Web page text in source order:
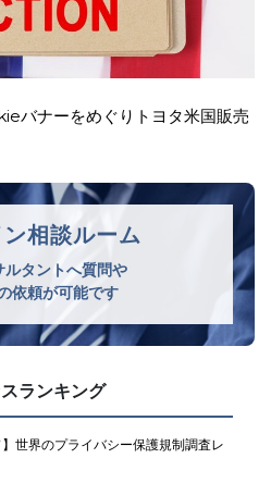
正な収集でGoogleに賠償命令
相談ルーム
ルタントへ質問や
依頼が可能です
ランキング
世界のプライバシー保護規制調査レ